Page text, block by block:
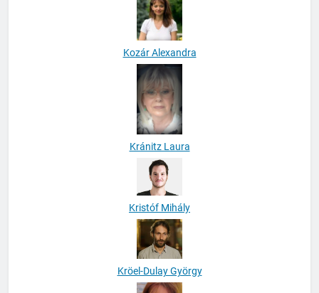
Kozár Alexandra
Kránitz Laura
Kristóf Mihály
Kröel-Dulay György